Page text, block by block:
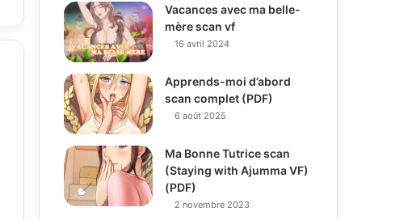
Vacances avec ma belle-
mère scan vf
16 avril 2024
Apprends-moi d’abord
scan complet (PDF)
6 août 2025
Ma Bonne Tutrice scan
(Staying with Ajumma VF)
(PDF)
2 novembre 2023